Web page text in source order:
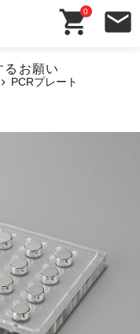
るお願い
0
PCRプレート